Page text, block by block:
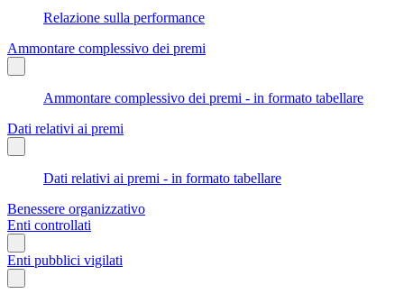
Relazione sulla performance
Ammontare complessivo dei premi
Ammontare complessivo dei premi - in formato tabellare
Dati relativi ai premi
Dati relativi ai premi - in formato tabellare
Benessere organizzativo
Enti controllati
Enti pubblici vigilati